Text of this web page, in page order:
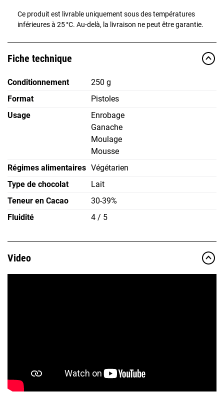
Ce produit est livrable uniquement sous des températures
inférieures à 25 °C. Au-delà, la livraison ne peut être garantie.
Fiche technique
Conditionnement
250 g
Format
Pistoles
Usage
Enrobage
Ganache
Moulage
Mousse
Régimes alimentaires Végétarien
Type de chocolat
Lait
Teneur en Cacao
30-39%
Fluidité
4 / 5
Video